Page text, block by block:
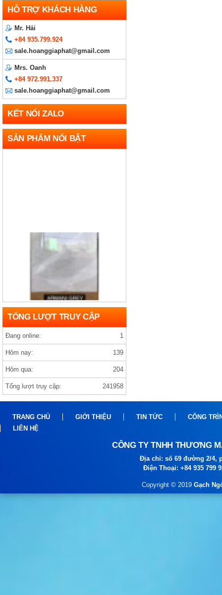
HỖ TRỢ KHÁCH HÀNG
Mr. Hải
+84 935.799.924
sale.hoanggiaphat@gmail.com
Mrs. Oanh
+84 972.991.337
sale.hoanggiaphat@gmail.com
KẾT NỐI ZALO
SẢN PHẨM NỔI BẬT
Gạch india D1200×1200 ARMANY GREY
Gạch india 1000×1000 ANVI BIANCO
TỔNG LƯỢT TRUY CẬP
Đang online: 1
Hôm nay: 139
Hôm qua: 204
Tổng lượt truy cập: 241958
TRANG CHỦ GIỚI THIỆU TIN TỨC
CÔNG
LIÊN HỆ
CÔNG TY TNHH THƯƠNG
Địa chỉ: số 69 đường 2/4,
Điện Thoại: +84 935 799
Copyright © 2019 Gạch